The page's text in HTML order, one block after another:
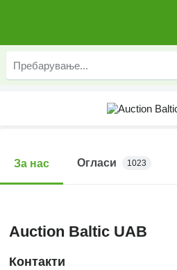
За нас Огласи 1023
Auction Baltic UAB
Контакти